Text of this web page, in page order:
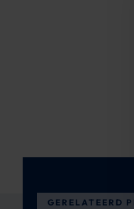
GERELATEERD